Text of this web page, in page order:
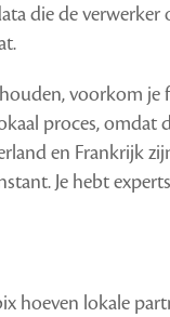
die de
voorkom je
proces,
en Frankrijk
Je hebt
hoeven lokale